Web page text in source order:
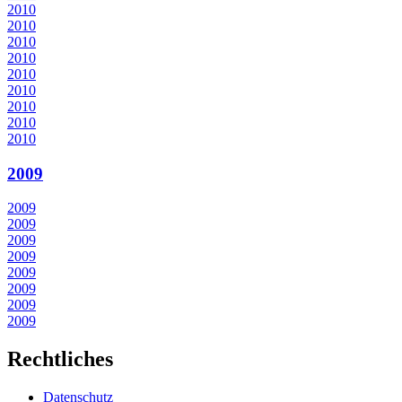
2010
2010
2010
2010
2010
2010
2010
2010
2010
2009
2009
2009
2009
2009
2009
2009
2009
2009
Rechtliches
Datenschutz